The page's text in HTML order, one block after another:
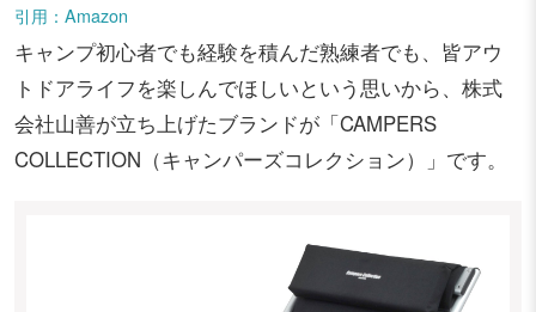
引用：Amazon
キャンプ初心者でも経験を積んだ熟練者でも、皆アウ
トドアライフを楽しんでほしいという思いから、株式
会社山善が立ち上げたブランドが「CAMPERS
COLLECTION（キャンパーズコレクション）」です。